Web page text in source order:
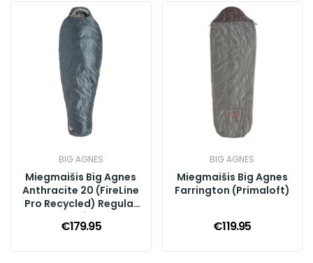
BIG AGNES
Miegmaišis Big Agnes
Anthracite 20 (FireLine
Pro Recycled) Regular
Left
€179.95
BIG AGNES
Miegmaišis Big Agnes
Farrington (Primaloft)
€119.95